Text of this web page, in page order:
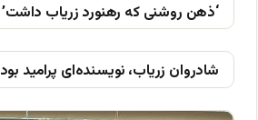
‘ذهن روشنی که رهنورد زریاب داشت’
شادروان زریاب، نویسنده‌ای پرامید بود